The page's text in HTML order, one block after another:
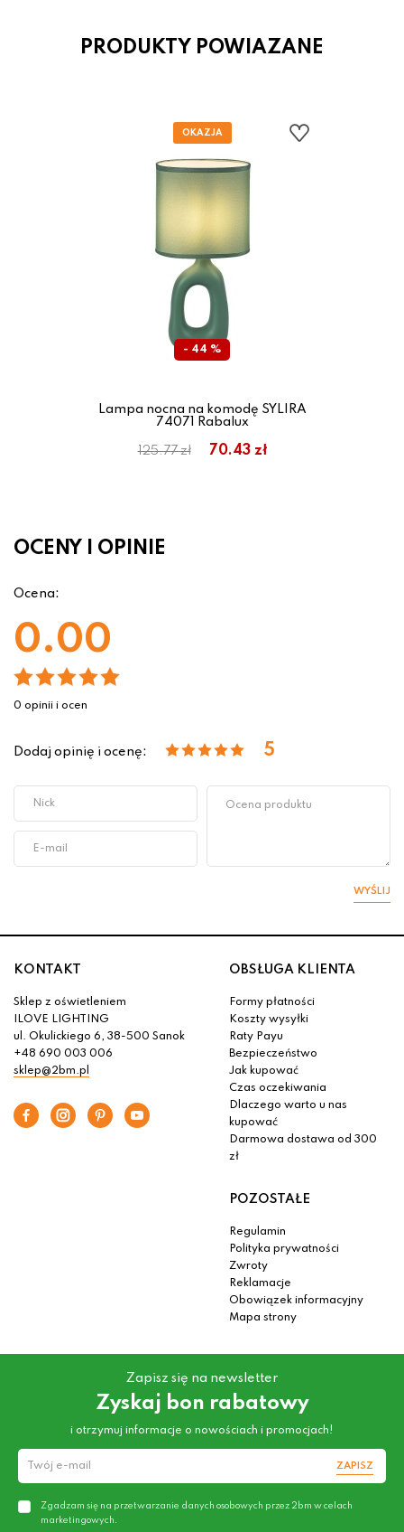
PRODUKTY POWIAZANE
- 44 %
Lampa nocna na komodę SYLIRA
74071 Rabalux
125.77 zł 70.43 zł
OCENY I OPINIE
Ocena:
0.00
0 opinii i ocen
Dodaj opinię i ocenę: 5
WYŚLIJ
KONTAKT
Sklep z oświetleniem
ILOVE LIGHTING
ul. Okulickiego 6, 38-500 Sanok
+48 690 003 006
sklep@2bm.pl
OBSŁUGA KLIENTA
Formy płatności
Koszty wysyłki
Raty Payu
Bezpieczeństwo
Jak kupować
Czas oczekiwania
Dlaczego warto u nas
kupować
Darmowa dostawa od 300
zł
POZOSTAŁE
Regulamin
Polityka prywatności
Zwroty
Reklamacje
Obowiązek informacyjny
Mapa strony
Zapisz się na newsletter
Zyskaj bon rabatowy
i otrzymuj informacje o nowościach i promocjach!
ZAPISZ
Zgadzam się na przetwarzanie danych osobowych przez 2bm w celach
marketingowych.